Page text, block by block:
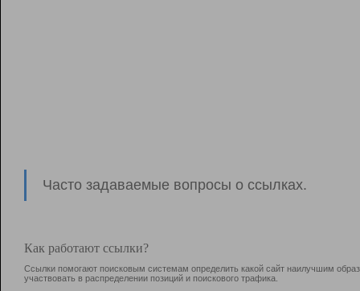
Часто задаваемые вопросы о ссылках.
Как работают ссылки?
Ссылки помогают поисковым системам определить какой сайт наилучшим
участвовать в раcпределении позиций и поискового трафика.